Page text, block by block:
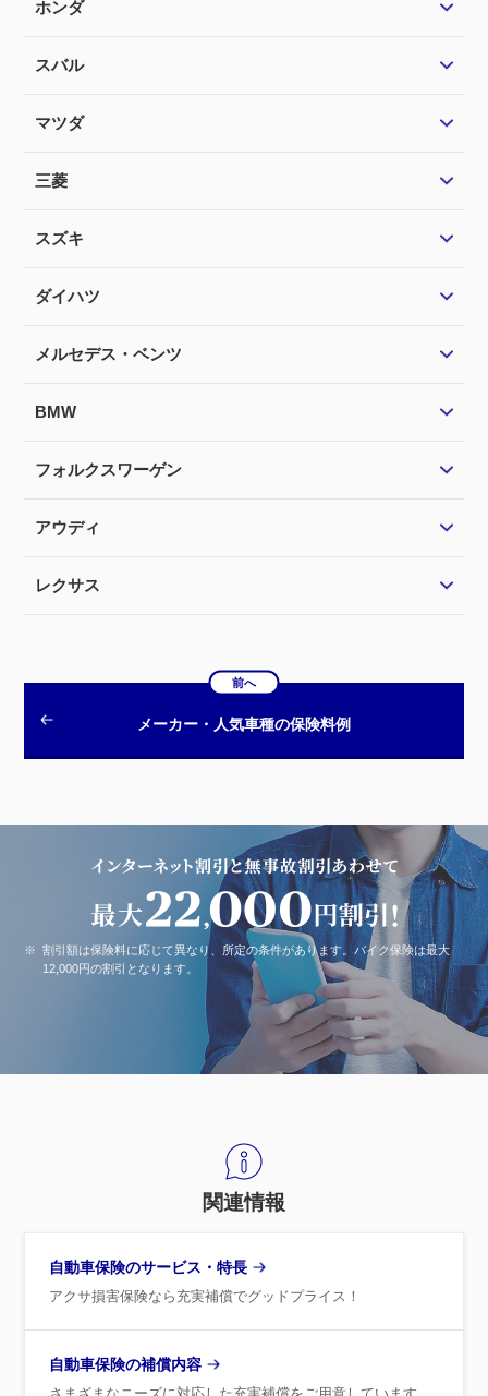
ホンダ
スバル
マツダ
三菱
スズキ
ダイハツ
メルセデス・ベンツ
BMW
フォルクスワーゲン
アウディ
レクサス
前へ
メーカー・人気車種の保険料例
※ 割引額は保険料に応じて異なり、所定の条件があります。バイク保険は最大
12,000円の割引となります。
関連情報
自動車保険のサービス・特長
アクサ損害保険なら充実補償でグッドプライス！
自動車保険の補償内容